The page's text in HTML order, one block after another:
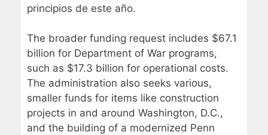
principios de este año.
The broader funding request includes $67.1
billion for Department of War programs,
such as $17.3 billion for operational costs.
The administration also seeks various,
smaller funds for items like construction
projects in and around Washington, D.C.,
and the building of a modernized Penn